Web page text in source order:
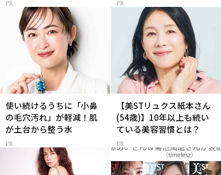
使い続けるうちに「小鼻
の毛穴汚れ」が軽減！肌
が土台から整う水
【美STリュクス紙本さん
(54歳)】10年以上も続い
ている美容習慣とは？